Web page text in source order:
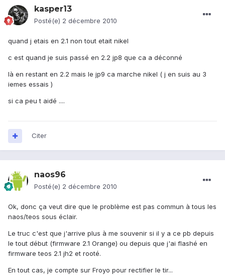
kasper13
Posté(e) 2 décembre 2010
quand j etais en 2.1 non tout etait nikel
c est quand je suis passé en 2.2 jp8 que ca a déconné
là en restant en 2.2 mais le jp9 ca marche nikel ( j en suis au 3
iemes essais )
si ca peu t aidé ....
Citer
naos96
Posté(e) 2 décembre 2010
Ok, donc ça veut dire que le problème est pas commun à tous les
naos/teos sous éclair.
Le truc c'est que j'arrive plus à me souvenir si il y a ce pb depuis
le tout début (firmware 2.1 Orange) ou depuis que j'ai flashé en
firmware teos 2.1 jh2 et rooté.
En tout cas, je compte sur Froyo pour rectifier le tir...